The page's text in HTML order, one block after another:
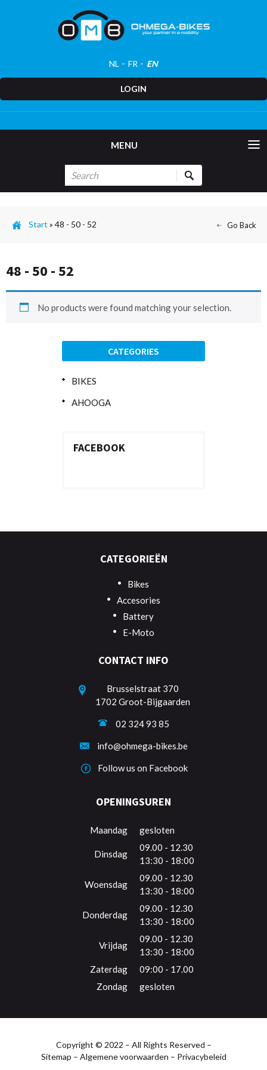
NL FR EN
LOGIN
MENU
Start » 48 - 50 - 52
CATEGORIES
BIKES
AHOOGA
FACEBOOK
48 - 50 - 52
No products were found matching your selection.
CATEGORIEËN
Bikes
Accesories
Battery
E-Moto
CONTACT INFO
Brusselstraat 370
1702 Groot-Bijgaarden
02 324 93 85
info@ohmega-bikes.be
Follow us on Facebook
OPENINGSUREN
Maandag gesloten
Dinsdag
09.00 - 12.30
13:30 - 18:00
Woensdag
09.00 - 12.30
13:30 - 18:00
Donderdag
09.00 - 12.30
13:30 - 18:00
Vrijdag
09.00 - 12.30
13:30 - 18:00
Zaterdag
09:00 - 17.00
Zondag
gesloten
Copyright © 2022 – All Rights Reserved –
Sitemap – Algemene voorwaarden – Privacybeleid